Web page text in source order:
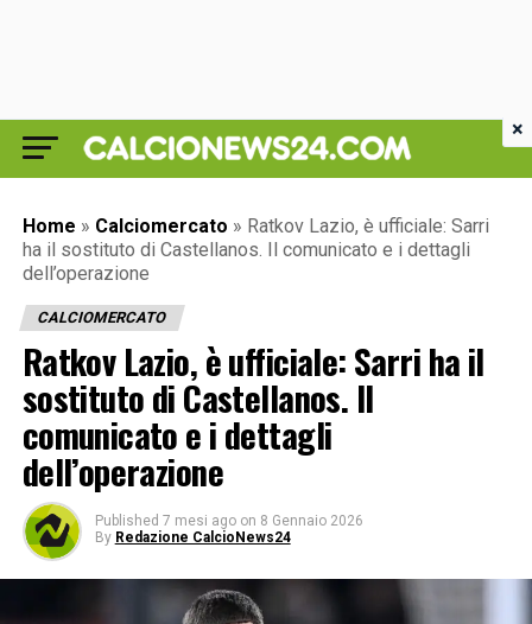
Home » Calciomercato » Ratkov Lazio, è ufficiale: Sarri
ha il sostituto di Castellanos. Il comunicato e i dettagli
dell’operazione
CALCIOMERCATO
Ratkov Lazio, è ufficiale: Sarri ha il
sostituto di Castellanos. Il
comunicato e i dettagli
dell’operazione
Published 7 mesi ago on 8 Gennaio 2026
By Redazione CalcioNews24
×